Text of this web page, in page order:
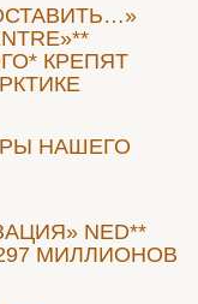
КРЕПЯТ
НАШЕГО
NED**
МИЛЛИОНОВ